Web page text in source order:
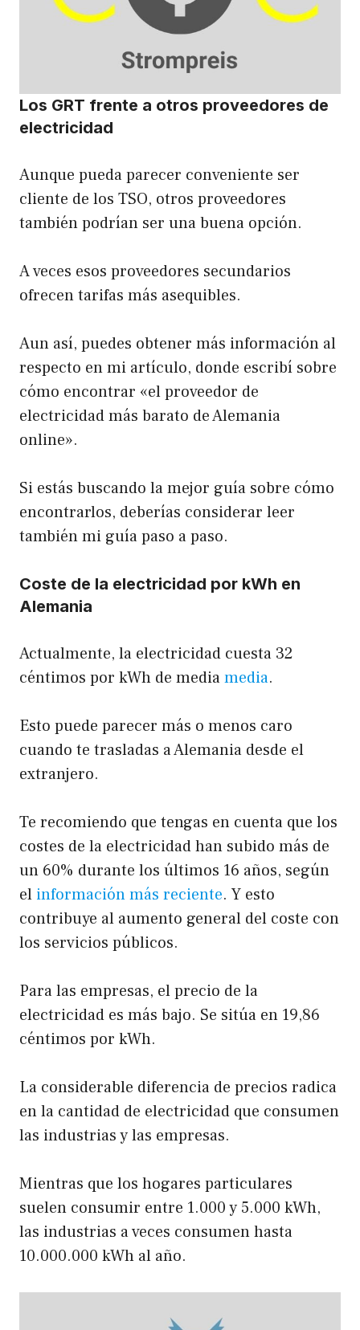
Los GRT frente a otros proveedores de
electricidad
Aunque pueda parecer conveniente ser
cliente de los TSO, otros proveedores
también podrían ser una buena opción.
A veces esos proveedores secundarios
ofrecen tarifas más asequibles.
Aun así, puedes obtener más información al
respecto en mi artículo, donde escribí sobre
cómo encontrar «el proveedor de
electricidad más barato de Alemania
online».
Si estás buscando la mejor guía sobre cómo
encontrarlos, deberías considerar leer
también mi guía paso a paso.
Coste de la electricidad por kWh en
Alemania
Actualmente, la electricidad cuesta 32
céntimos por kWh de mediamedia.
Esto puede parecer más o menos caro
cuando te trasladas a Alemania desde el
extranjero.
Te recomiendo que tengas en cuenta que los
costes de la electricidad han subido más de
un 60% durante los últimos 16 años, según
el información más reciente. Y esto
contribuye al aumento general del coste con
los servicios públicos.
Para las empresas, el precio de la
electricidad es más bajo. Se sitúa en 19,86
céntimos por kWh.
La considerable diferencia de precios radica
en la cantidad de electricidad que consumen
las industrias y las empresas.
Mientras que los hogares particulares
suelen consumir entre 1.000 y 5.000 kWh,
las industrias a veces consumen hasta
10.000.000 kWh al año.